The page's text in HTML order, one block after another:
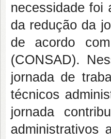
necessidade foi
da redução da
de acordo
(CONSAD).
jornada de
técnicos
jornada
administrativos